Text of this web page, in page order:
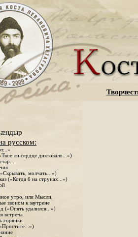
русском:
ли сердце диктовало...»)
молчать...»)
(«Когда б на струнах...»)
утро, или Мысли,
звоном к заутрене
(«Опять удалился...»)
встреча
горянки